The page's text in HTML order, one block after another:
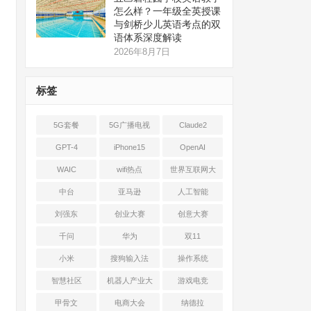
怎么样？一年级全英授课
与剑桥少儿英语考点的双
语体系深度解读
2026年8月7日
标签
5G套餐 5G广播电视 Claude2
GPT-4 iPhone15 OpenAI
WAIC wifi热点 世界互联网大
会
中台 亚马逊 人工智能
刘强东 创业大赛 创意大赛
千问 华为 双11
小米 搜狗输入法 操作系统
智慧社区 机器人产业大
会
游戏电竞
甲骨文 电商大会 纳德拉